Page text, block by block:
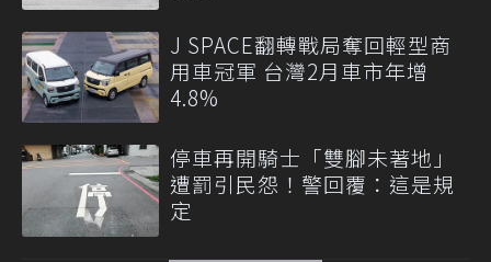
J SPACE翻轉戰局奪回輕型商
用車冠軍 台灣2月車市年增
4.8%
停車再開騎士「雙腳未著地」
遭罰引民怨！警回覆：這是規
定